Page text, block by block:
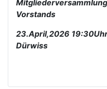
Vorstands
23.April,2026
Dürwiss